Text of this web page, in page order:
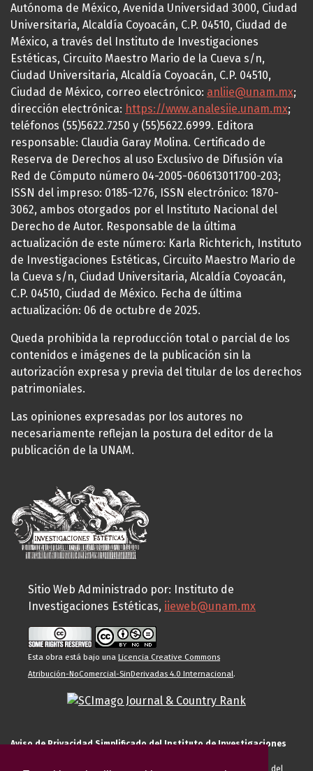
Autónoma de México, Avenida Universidad 3000, Ciudad
Universitaria, Alcaldía Coyoacán, C.P. 04510, Ciudad de
México, a través del Instituto de Investigaciones
Estéticas, Circuito Maestro Mario de la Cueva s/n,
Ciudad Universitaria, Alcaldía Coyoacán, C.P. 04510,
Ciudad de México, correo electrónico: anliie@unam.mx;
dirección electrónica: https://www.analesiie.unam.mx;
teléfonos (55)5622.7250 y (55)5622.6999. Editora
responsable: Claudia Garay Molina. Certificado de
Reserva de Derechos al uso Exclusivo de Difusión vía
Red de Cómputo número 04-2005-060613011700-203;
ISSN del impreso: 0185-1276, ISSN electrónico: 1870-
3062, ambos otorgados por el Instituto Nacional del
Derecho de Autor. Responsable de la última
actualización de este número: Karla Richterich, Instituto
de Investigaciones Estéticas, Circuito Maestro Mario de
la Cueva s/n, Ciudad Universitaria, Alcaldía Coyoacán,
C.P. 04510, Ciudad de México. Fecha de última
actualización: 06 de octubre de 2025.
Queda prohibida la reproducción total o parcial de los
contenidos e imágenes de la publicación sin la
autorización expresa y previa del titular de los derechos
patrimoniales.
Las opiniones expresadas por los autores no
necesariamente reflejan la postura del editor de la
publicación de la UNAM.
Sitio Web Administrado por: Instituto de
Investigaciones Estéticas, iieweb@unam.mx
Esta obra está bajo una Licencia Creative Commons
Atribución-NoComercial-SinDerivadas 4.0 Internacional.
Aviso de Privacidad Simplificado del Instituto de Investigaciones